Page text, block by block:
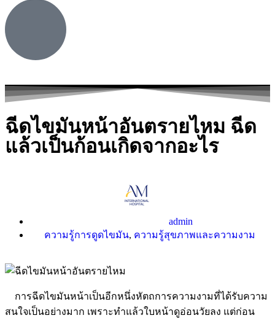
ฉีดไขมันหน้าอันตรายไหม ฉีด
แล้วเป็นก้อนเกิดจากอะไร
admin
ความรู้การดูดไขมัน, ความรู้สุขภาพและความงาม
การฉีดไขมันหน้าเป็นอีกหนึ่งหัตถการความงามที่ได้รับความ
สนใจเป็นอย่างมาก เพราะทำแล้วใบหน้าดูอ่อนวัยลง แต่ก่อน